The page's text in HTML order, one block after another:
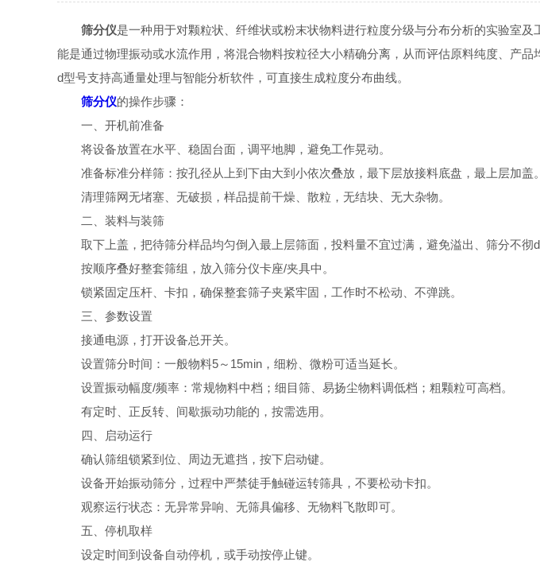
筛分仪是一种用于对颗粒状、纤维状或粉末状物料进行粒度分级与分布分析的实验室
能是通过物理振动或水流作用，将混合物料按粒径大小精确分离，从而评估原料纯度、产
d型号支持高通量处理与智能分析软件，可直接生成粒度分布曲线。
筛分仪的操作步骤：
一、开机前准备
将设备放置在水平、稳固台面，调平地脚，避免工作晃动。
准备标准分样筛：按孔径从上到下由大到小依次叠放，最下层放接料底盘，最上层加盖。
清理筛网无堵塞、无破损，样品提前干燥、散粒，无结块、无大杂物。
二、装料与装筛
取下上盖，把待筛分样品均匀倒入最上层筛面，投料量不宜过满，避免溢出、筛分不彻d
按顺序叠好整套筛组，放入筛分仪卡座/夹具中。
锁紧固定压杆、卡扣，确保整套筛子夹紧牢固，工作时不松动、不弹跳。
三、参数设置
接通电源，打开设备总开关。
设置筛分时间：一般物料5～15min，细粉、微粉可适当延长。
设置振动幅度/频率：常规物料中档；细目筛、易扬尘物料调低档；粗颗粒可高档。
有定时、正反转、间歇振动功能的，按需选用。
四、启动运行
确认筛组锁紧到位、周边无遮挡，按下启动键。
设备开始振动筛分，过程中严禁徒手触碰运转筛具，不要松动卡扣。
观察运行状态：无异常异响、无筛具偏移、无物料飞散即可。
五、停机取样
设定时间到设备自动停机，或手动按停止键。